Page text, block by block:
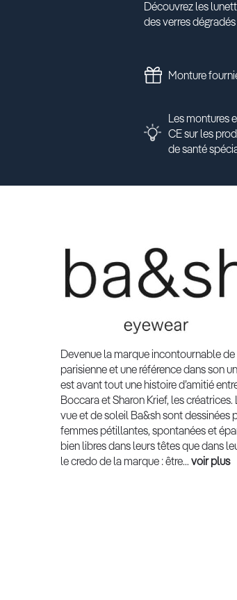
Découvrez les
des verres
Monture
Les montures
CE sur les
de santé
Devenue la marque incontournable
parisienne et une référence dans son
est avant tout une histoire d’amitié
Boccara et Sharon Krief, les créatrices.
vue et de soleil Ba&sh sont dessinées
femmes pétillantes, spontanées et
bien libres dans leurs têtes que dans
le credo de la marque : être... voir plus